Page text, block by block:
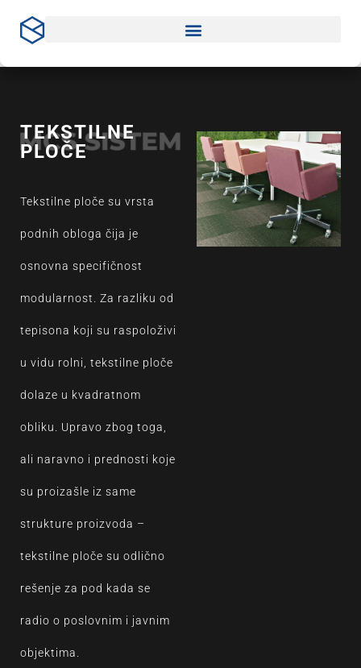
садржај
TEKSTILNE
PLOČE
Tekstilne ploče su vrsta
podnih obloga čija je
osnovna specifičnost
modularnost. Za razliku od
tepisona koji su raspoloživi
u vidu rolni, tekstilne ploče
dolaze u kvadratnom
obliku. Upravo zbog toga,
ali naravno i prednosti koje
su proizašle iz same
strukture proizvoda –
tekstilne ploče su odlično
rešenje za pod kada se
radio o poslovnim i javnim
objektima.